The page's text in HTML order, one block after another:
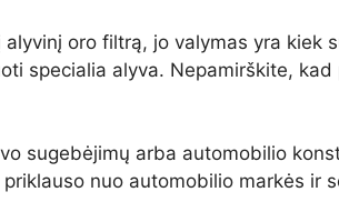
oro filtrą, jo valymas yra kiek
specialia alyva. Nepamirškite,
sugebėjimų arba automobilio
nuo automobilio markės ir